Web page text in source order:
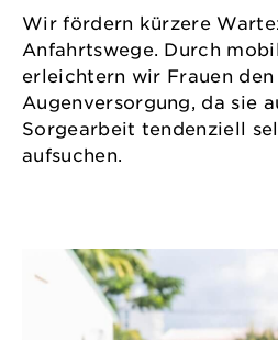
Wir fördern kürzere
Anfahrtswege. Durch
erleichtern wir Frauen den
Augenversorgung, da sie
Sorgearbeit tendenziell
aufsuchen.